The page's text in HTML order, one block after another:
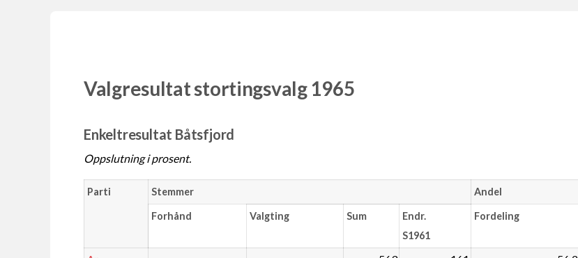
Valgresultat stortingsvalg 1965
Enkeltresultat Båtsfjord
Oppslutning i prosent.
Parti Stemmer Andel
Forhånd Valgting Sum
Endr.
S1961
Fordeling